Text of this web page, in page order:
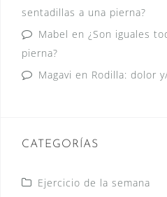
sentadillas a una pierna?
Mabel en ¿Son iguales
pierna?
Magavi en Rodilla: dolor
CATEGORÍAS
Ejercicio de la semana